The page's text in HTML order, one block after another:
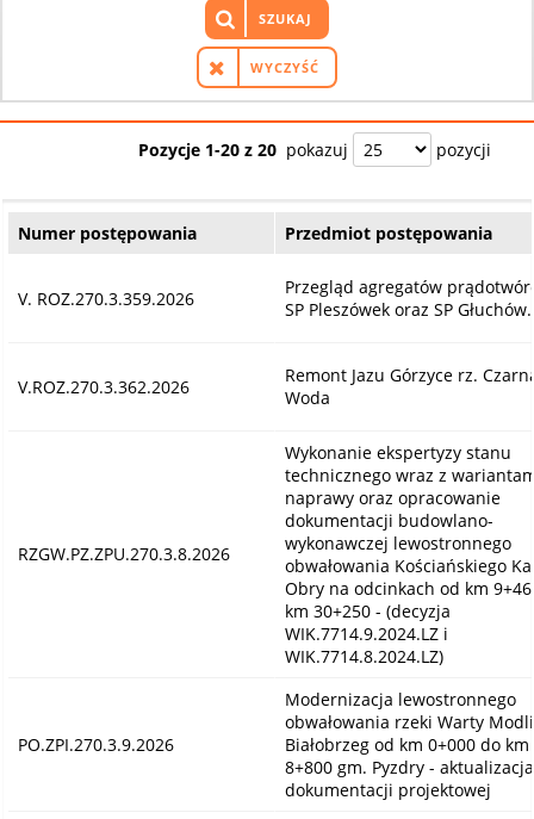
WYCZYŚĆ
SZUKAJ
Pozycje 1-20 z 20 pokazuj pozycji
Numer postępowania Przedmiot postępowania
V. ROZ.270.3.359.2026
Przegląd agregatów
SP Pleszówek oraz SP Głuchów.
V.ROZ.270.3.362.2026
Remont Jazu Górzyce rz.
Woda
RZGW.PZ.ZPU.270.3.8.2026
Wykonanie ekspertyzy stanu
technicznego wraz z
naprawy oraz opracowanie
dokumentacji budowlano-
wykonawczej lewostronnego
obwałowania Kościańskiego
Obry na odcinkach od km
km 30+250 - (decyzja
WIK.7714.9.2024.LZ i
WIK.7714.8.2024.LZ)
PO.ZPI.270.3.9.2026
Modernizacja lewostronnego
obwałowania rzeki Warty
Białobrzeg od km 0+000 do km
8+800 gm. Pyzdry - aktualizacja
dokumentacji projektowej